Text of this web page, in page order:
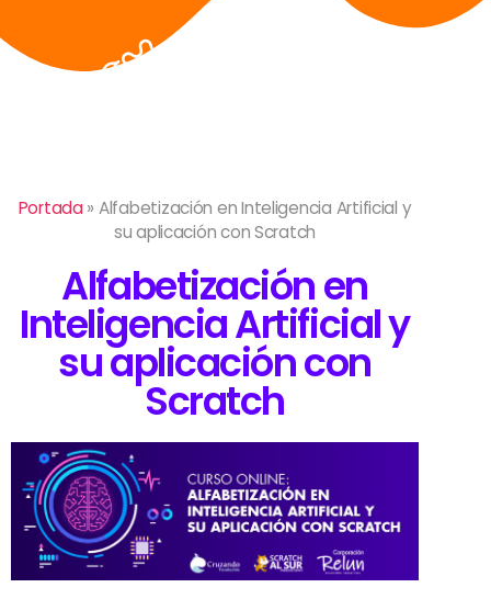
Portada» Alfabetización en Inteligencia Artificial y
su aplicación con Scratch
Alfabetización en
Inteligencia Artificial y
su aplicación con
Scratch